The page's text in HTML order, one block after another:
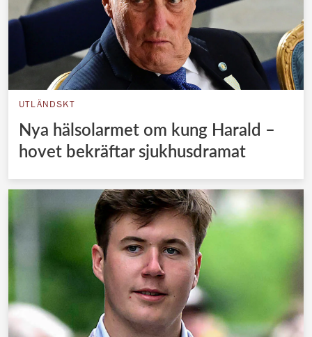
UTLÄNDSKT
Nya hälsolarmet om kung Harald –
hovet bekräftar sjukhusdramat